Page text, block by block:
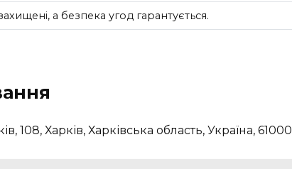
а безпека угод гарантується.
108, Харків, Харківська область, Україна, 61000